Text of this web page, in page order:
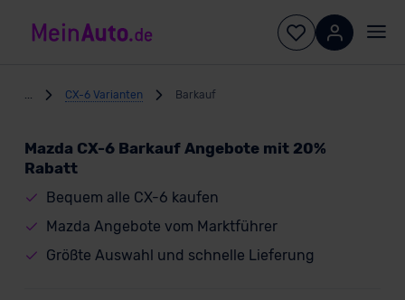
CX-6 Varianten Barkauf
Mazda CX-6 Barkauf Angebote mit 20%
Rabatt
Bequem alle CX-6 kaufen
Mazda Angebote vom Marktführer
Größte Auswahl und schnelle Lieferung